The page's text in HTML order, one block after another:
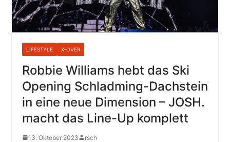
LIFESTYLE X-OVER
Robbie Williams hebt das Ski
Opening Schladming-Dachstein
in eine neue Dimension – JOSH.
macht das Line-Up komplett
13. Oktober 2023
rsch